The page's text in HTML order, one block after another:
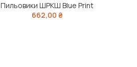
Пильовики ШРКШ Blue Print
662,00 ₴